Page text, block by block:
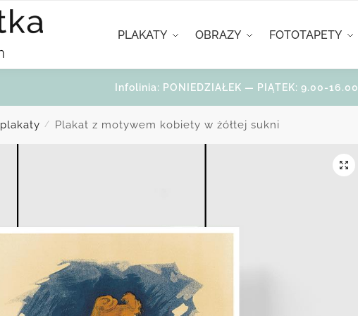
PLAKATY OBRAZY FOTOTAPETY
Infolinia: PONIEDZIAŁEK — PIĄTEK: 9.00-16.00
plakaty / Plakat z motywem kobiety w żółtej sukni